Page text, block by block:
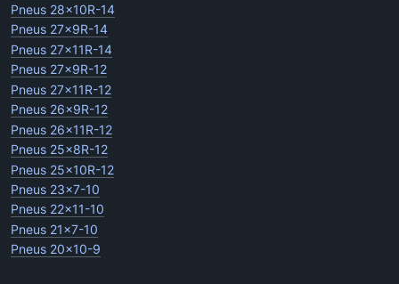
Pneus 28x10R-14
Pneus 27x9R-14
Pneus 27x11R-14
Pneus 27x9R-12
Pneus 27x11R-12
Pneus 26x9R-12
Pneus 26x11R-12
Pneus 25x8R-12
Pneus 25x10R-12
Pneus 23x7-10
Pneus 22x11-10
Pneus 21x7-10
Pneus 20x10-9